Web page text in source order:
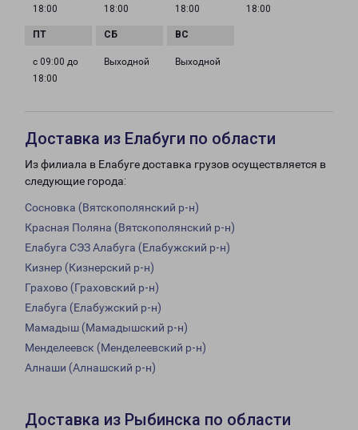
18:00
18:00
18:00
18:00
с 09:00 до
18:00
Выходной Выходной
Доставка из Елабуги по области
Из филиала в Елабуге доставка грузов осуществляется в
следующие города:
Сосновка (Вятскополянский р-н)
Красная Поляна (Вятскополянский р-н)
Елабуга СЭЗ Алабуга (Елабужский р-н)
Кизнер (Кизнерский р-н)
Грахово (Граховский р-н)
Елабуга (Елабужский р-н)
Мамадыш (Мамадышский р-н)
Менделеевск (Менделеевский р-н)
Алнаши (Алнашский р-н)
Доставка из Рыбинска по области